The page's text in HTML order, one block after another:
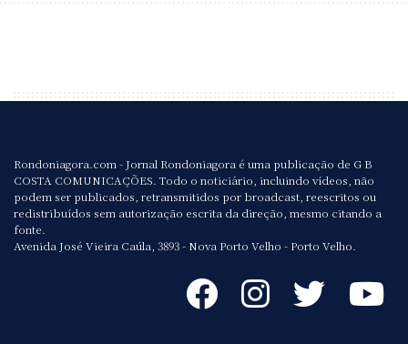
Rondoniagora.com - Jornal Rondoniagora é uma publicação de G B
COSTA COMUNICAÇÕES. Todo o noticiário, incluindo vídeos, não
podem ser publicados, retransmitidos por broadcast, reescritos ou
redistribuídos sem autorização escrita da direção, mesmo citando a
fonte.
Avenida José Vieira Caúla, 3893 - Nova Porto Velho - Porto Velho.